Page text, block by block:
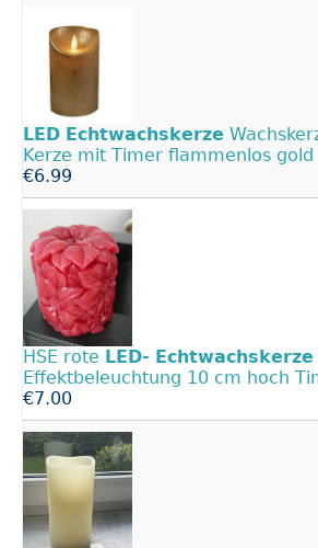
LED Echtwachskerze
Kerze mit Timer flammenlos gold
€6.99
HSE rote LED- Echtwachskerze
Effektbeleuchtung 10 cm hoch
€7.00